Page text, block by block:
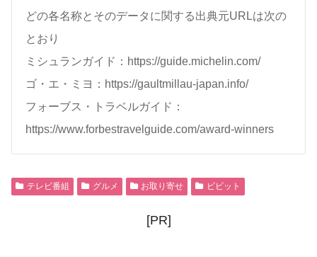
どの各名称とそのデータに関する出典元URLは次の
とおり
ミシュランガイド：https://guide.michelin.com/
ゴ・エ・ミヨ：https://gaultmillau-japan.info/
フォーブス・トラベルガイド：
https://www.forbestravelguide.com/award-winners
テレビ番組 グルメ お取り寄せ ビビット
[PR]